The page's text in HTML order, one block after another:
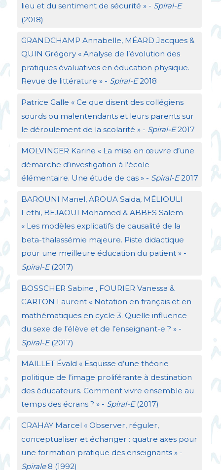
lieu et du sentiment de sécurité » - Spiral-E
(2018)
GRANDCHAMP Annabelle, MÉARD Jacques &
QUIN Grégory « Analyse de l’évolution des
pratiques évaluatives en éducation physique.
Revue de littérature » - Spiral-E2018
Patrice Galle « Ce que disent des collégiens
sourds ou malentendants et leurs parents sur
le déroulement de la scolarité » - Spiral-E2017
MOLVINGER Karine « La mise en œuvre d’une
démarche d’investigation à l’école
élémentaire. Une étude de cas » - Spiral-E2017
BAROUNI Manel, AROUASaida, MÉLIOULI
Fethi, BEJAOUI Mohamed & ABBES Salem
« Les modèles explicatifs de causalité de la
beta-thalassémie majeure. Piste didactique
pour une meilleure éducation du patient » -
Spiral-E(2017)
BOSSCHER Sabine , FOURIER Vanessa &
CARTON Laurent « Notation en français et en
mathématiques en cycle 3. Quelle influence
du sexe de l’élève et de l’enseignant-e ? » -
Spiral-E(2017)
MAILLETÉvald « Esquisse d’une théorie
politique de l’image proliférante à destination
des éducateurs. Comment vivre ensemble au
temps des écrans ? » - Spiral-E(2017)
CRAHAYMarcel « Observer, réguler,
conceptualiser et échanger : quatre axes pour
une formation pratique des enseignants » -
Spirale8 (1992)